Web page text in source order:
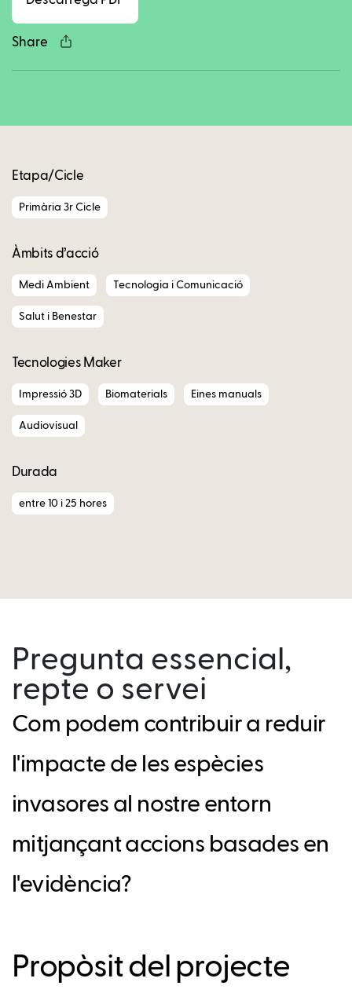
Share
Etapa/Cicle
Primària 3r Cicle
Àmbits d’acció
Medi Ambient Tecnologia i Comunicació
Salut i Benestar
Tecnologies Maker
Impressió 3D Biomaterials Eines manuals
Audiovisual
Durada
entre 10 i 25 hores
Pregunta essencial,
repte o servei
Com podem contribuir a reduir
l'impacte de les espècies
invasores al nostre entorn
mitjançant accions basades en
l'evidència?
Propòsit del projecte